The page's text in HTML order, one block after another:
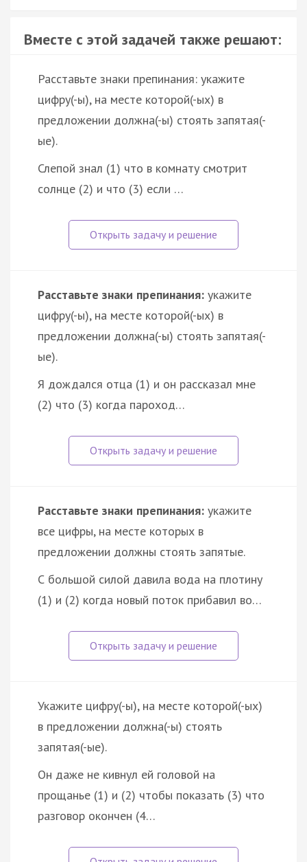
Вместе с этой задачей также решают:
Расставьте знаки препинания: укажите
цифру(-ы), на месте которой(-ых) в
предложении должна(-ы) стоять запятая(-
ые).
Слепой знал (1) что в комнату смотрит
солнце (2) и что (3) если …
Расставьте знаки препинания: укажите
цифру(-ы), на месте которой(-ых) в
предложении должна(-ы) стоять запятая(-
ые).
Я дождался отца (1) и он рассказал мне
(2) что (3) когда пароход…
Расставьте знаки препинания: укажите
все цифры, на месте которых в
предложении должны стоять запятые.
С большой силой давила вода на плотину
(1) и (2) когда новый поток прибавил во…
Укажите цифру(-ы), на месте которой(-ых)
в предложении должна(-ы) стоять
запятая(-ые).
Он даже не кивнул ей головой на
прощанье (1) и (2) чтобы показать (3) что
разговор окончен (4…